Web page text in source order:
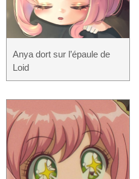
Anya dort sur l’épaule de
Loid